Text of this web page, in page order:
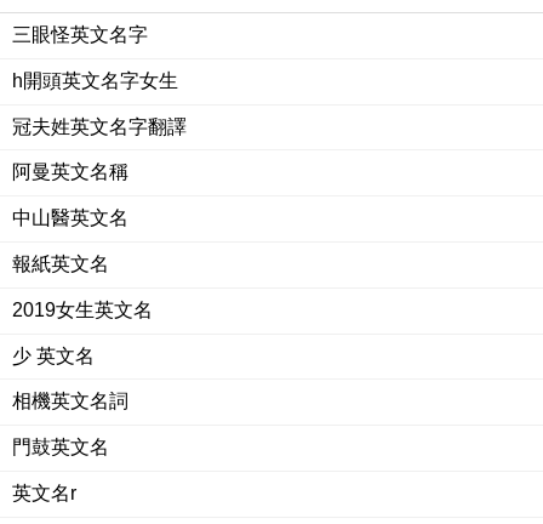
三眼怪英文名字
h開頭英文名字女生
冠夫姓英文名字翻譯
阿曼英文名稱
中山醫英文名
報紙英文名
2019女生英文名
少 英文名
相機英文名詞
門鼓英文名
英文名r